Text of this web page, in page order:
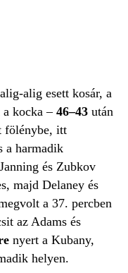
alig esett kosár, a
a kocka – 46–43 után
fölénybe, itt
a harmadik
és Zubkov
majd Delaney és
a 37. percben
az Adams és
nyert a Kubany,
helyen.